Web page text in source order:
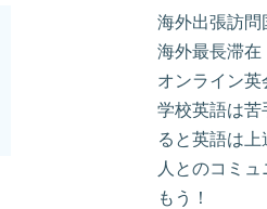
海外出張訪問
海外最長滞在
オンライン
学校英語は苦
ると英語は
人とのコミ
もう！